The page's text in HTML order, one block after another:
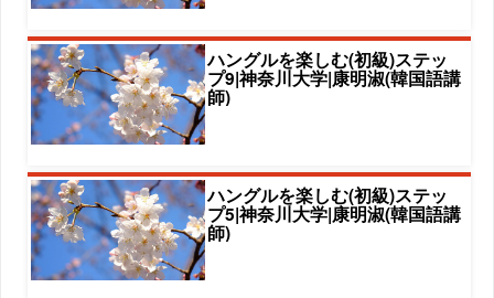
ハングルを楽しむ(初級)ステッ
プ9|神奈川大学|康明淑(韓国語講
師)
ハングルを楽しむ(初級)ステッ
プ5|神奈川大学|康明淑(韓国語講
師)